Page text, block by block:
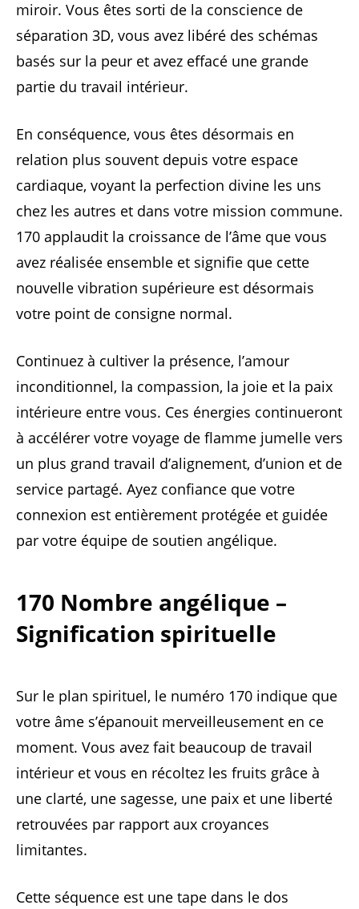
miroir. Vous êtes sorti de la conscience de
séparation 3D, vous avez libéré des schémas
basés sur la peur et avez effacé une grande
partie du travail intérieur.
En conséquence, vous êtes désormais en
relation plus souvent depuis votre espace
cardiaque, voyant la perfection divine les uns
chez les autres et dans votre mission commune.
170 applaudit la croissance de l’âme que vous
avez réalisée ensemble et signifie que cette
nouvelle vibration supérieure est désormais
votre point de consigne normal.
Continuez à cultiver la présence, l’amour
inconditionnel, la compassion, la joie et la paix
intérieure entre vous. Ces énergies continueront
à accélérer votre voyage de flamme jumelle vers
un plus grand travail d’alignement, d’union et de
service partagé. Ayez confiance que votre
connexion est entièrement protégée et guidée
par votre équipe de soutien angélique.
170 Nombre angélique –
Signification spirituelle
Sur le plan spirituel, le numéro 170 indique que
votre âme s’épanouit merveilleusement en ce
moment. Vous avez fait beaucoup de travail
intérieur et vous en récoltez les fruits grâce à
une clarté, une sagesse, une paix et une liberté
retrouvées par rapport aux croyances
limitantes.
Cette séquence est une tape dans le dos